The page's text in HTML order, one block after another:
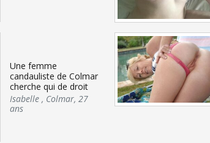
Une femme
candauliste de Colmar
cherche qui de droit
Isabelle , Colmar, 27
ans